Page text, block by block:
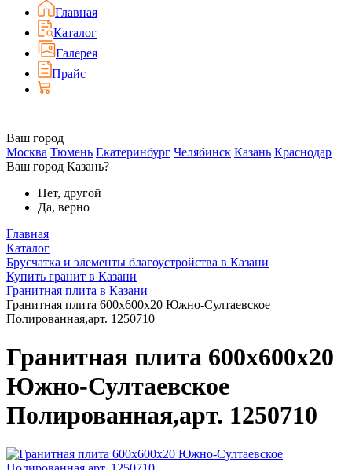
Главная
Каталог
Галерея
Прайс
Ваш город
Москва Тюмень Екатеринбург Челябинск Казань Краснодар
Ваш город Казань?
Нет, другой
Да, верно
Главная
Каталог
Брусчатка и элементы благоустройства в Казани
Купить гранит в Казани
Гранитная плита в Казани
Гранитная плита 600х600x20 Южно-Султаевское
Полированная,арт. 1250710
Гранитная плита 600х600x20
Южно-Султаевское
Полированная,арт. 1250710